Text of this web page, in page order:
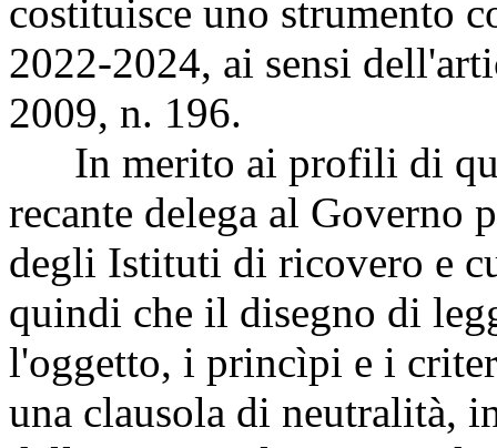
costituisce uno strumento
2022-2024, ai sensi
2009, n. 196.
In merito ai profili di
recante delega al
degli Istituti di ricovero e
quindi che il disegno di
l'oggetto, i princìpi e i
una clausola di neutralità,